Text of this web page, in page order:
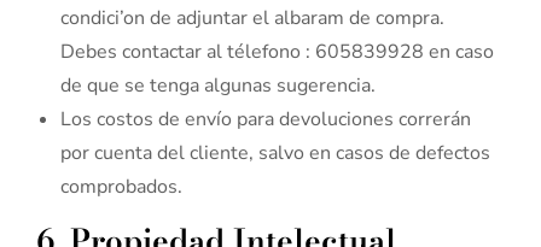
condici’on de adjuntar el albaram de compra.
Debes contactar al télefono : 605839928 en caso
de que se tenga algunas sugerencia.
Los costos de envío para devoluciones correrán
por cuenta del cliente, salvo en casos de defectos
comprobados.